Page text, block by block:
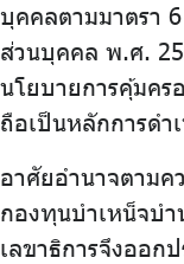
จัดซื้อจัดจ้าง
บริการเจ้าหน้าที่ส่วน
ร่วมงานกับเรา
บุคคลตามมาตรา
ส่วนบุคคล พ.ศ.
นโยบายการคุ้มค
ถือเป็นหลักการดำ
อาศัยอำนาจตาม
กองทุนบำเหน็จบ
เลขาธิการจึงออก